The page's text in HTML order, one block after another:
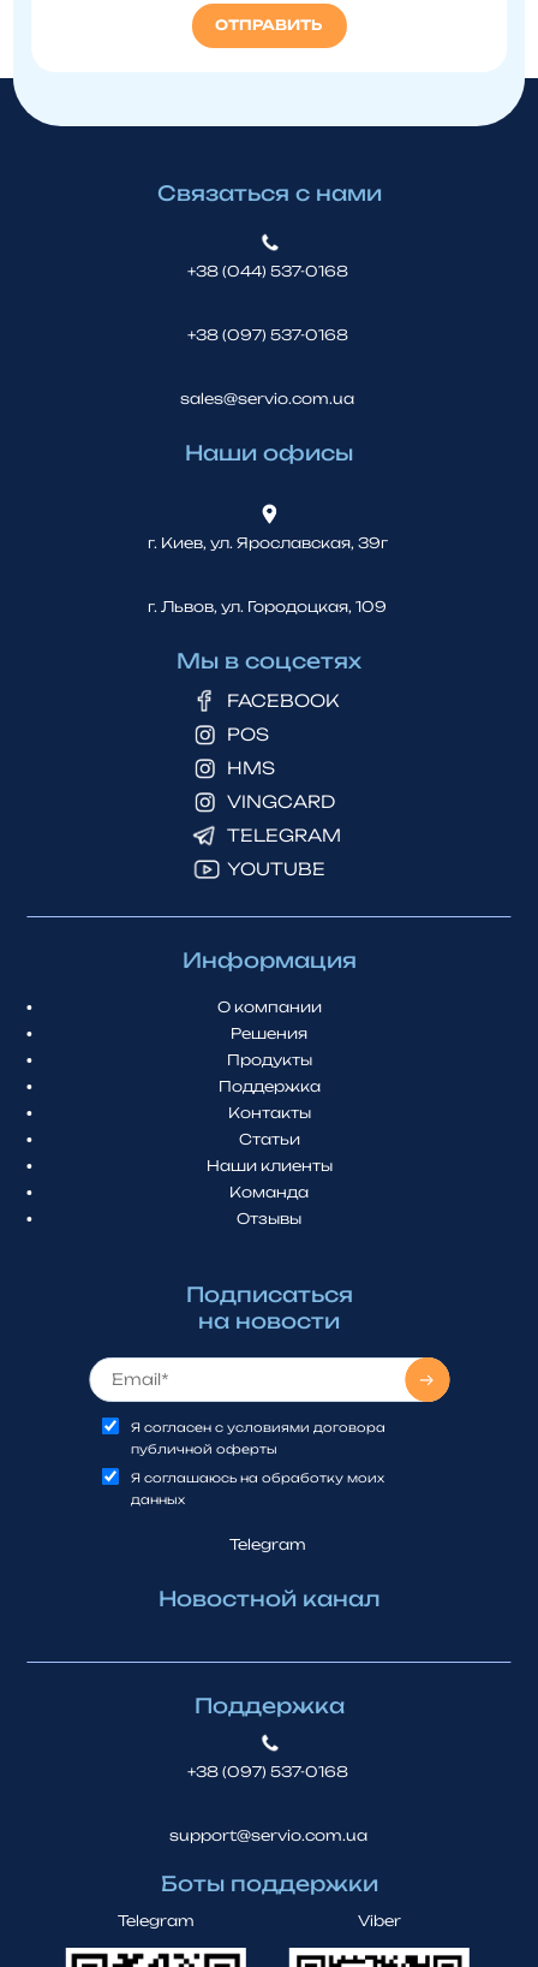
Связаться с нами
+38 (044) 537-0168
+38 (097) 537-0168
sales@servio.com.ua
Наши офисы
г. Киев, ул. Ярославская, 39г
г. Львов, ул. Городоцкая, 109
Мы в соцсетях
FACEBOOK
POS
HMS
VINGCARD
TELEGRAM
YOUTUBE
Информация
О компании
Решения
Продукты
Поддержка
Контакты
Статьи
Наши клиенты
Команда
Отзывы
Подписаться
на новости
Я согласен с условиями договора
публичной оферты
Я соглашаюсь на обработку моих
данных
Telegram
Новостной канал
Поддержка
+38 (097) 537-0168
support@servio.com.ua
Боты поддержки
Telegram Viber